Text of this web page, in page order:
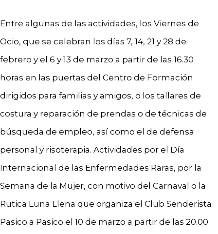
Entre algunas de las actividades, los Viernes de
Ocio, que se celebran los días 7, 14, 21 y 28 de
febrero y el 6 y 13 de marzo a partir de las 16.30
horas en las puertas del Centro de Formación
dirigidos para familias y amigos, o los tallares de
costura y reparación de prendas o de técnicas de
búsqueda de empleo, así como el de defensa
personal y risoterapia. Actividades por el Día
Internacional de las Enfermedades Raras, por la
Semana de la Mujer, con motivo del Carnaval o la
Rutica Luna Llena que organiza el Club Senderista
Pasico a Pasico el 10 de marzo a partir de las 20.00